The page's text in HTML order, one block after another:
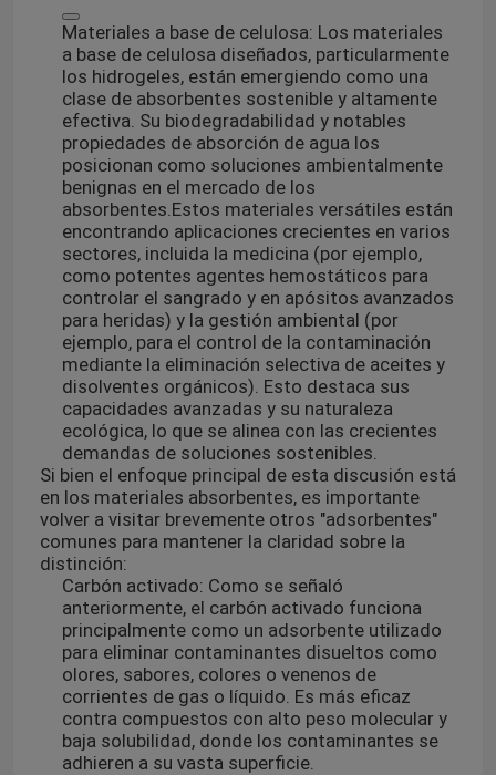
Materiales a base de celulosa: Los materiales
a base de celulosa diseñados, particularmente
los hidrogeles, están emergiendo como una
clase de absorbentes sostenible y altamente
efectiva. Su biodegradabilidad y notables
propiedades de absorción de agua los
posicionan como soluciones ambientalmente
benignas en el mercado de los
absorbentes. Estos materiales versátiles están
encontrando aplicaciones crecientes en varios
sectores, incluida la medicina (por ejemplo,
como potentes agentes hemostáticos para
controlar el sangrado y en apósitos avanzados
para heridas) y la gestión ambiental (por
ejemplo, para el control de la contaminación
mediante la eliminación selectiva de aceites y
disolventes orgánicos). Esto destaca sus
capacidades avanzadas y su naturaleza
ecológica, lo que se alinea con las crecientes
demandas de soluciones sostenibles.
Si bien el enfoque principal de esta discusión está
en los materiales absorbentes, es importante
volver a visitar brevemente otros "adsorbentes"
comunes para mantener la claridad sobre la
distinción:
Carbón activado: Como se señaló
anteriormente, el carbón activado funciona
principalmente como un adsorbente utilizado
para eliminar contaminantes disueltos como
olores, sabores, colores o venenos de
corrientes de gas o líquido. Es más eficaz
contra compuestos con alto peso molecular y
baja solubilidad, donde los contaminantes se
adhieren a su vasta superficie.